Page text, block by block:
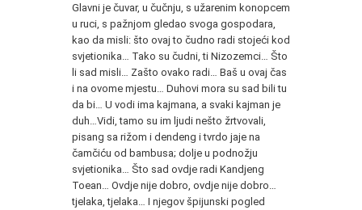
Glavni je čuvar, u čučnju, s užarenim konopcem
u ruci, s pažnjom gledao svoga gospodara,
kao da misli: što ovaj to čudno radi stojeći kod
svjetionika… Tako su čudni, ti Nizozemci… Što
li sad misli… Zašto ovako radi… Baš u ovaj čas
i na ovome mjestu… Duhovi mora su sad bili tu
da bi… U vodi ima kajmana, a svaki kajman je
duh…Vidi, tamo su im ljudi nešto žrtvovali,
pisang sa rižom i dendeng i tvrdo jaje na
čamčiću od bambusa; dolje u podnožju
svjetionika… Što sad ovdje radi Kandjeng
Toean… Ovdje nije dobro, ovdje nije dobro…
tjelaka, tjelaka… I njegov špijunski pogled